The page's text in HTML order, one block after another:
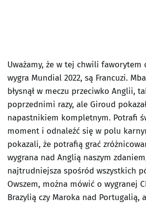
Uważamy, że w tej chwili faworytem
wygra Mundial 2022, są Francuzi.
błysnął w meczu przeciwko Anglii,
poprzednimi razy, ale Giroud
napastnikiem kompletnym. Potrafi
moment i odnaleźć się w polu
pokazali, że potrafią grać
wygrana nad Anglią naszym
najtrudniejsza spośród wszystkich
Owszem, można mówić o wygranej
Brazylią czy Maroka nad Portugalią,